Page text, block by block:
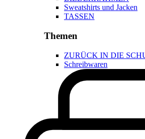
Sweatshirts und Jacken
TASSEN
Themen
ZURÜCK IN DIE
Schreibwaren